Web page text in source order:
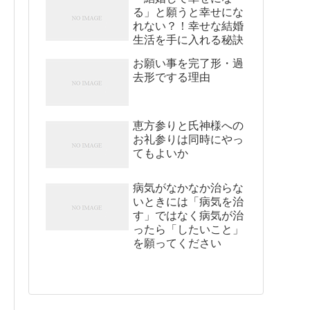
る」と願うと幸せにな
れない？！幸せな結婚
生活を手に入れる秘訣
お願い事を完了形・過
去形でする理由
恵方参りと氏神様への
お礼参りは同時にやっ
てもよいか
病気がなかなか治らな
いときには「病気を治
す」ではなく病気が治
ったら「したいこと」
を願ってください